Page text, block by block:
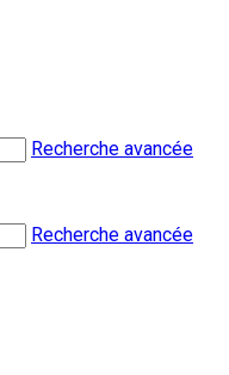
Recherche avancée
Recherche avancée